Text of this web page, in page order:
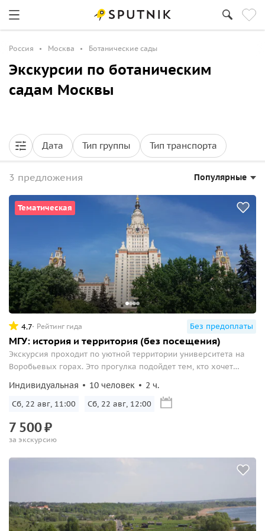
Россия Москва Ботанические сады
Экскурсии по ботаническим
садам Москвы
Дата Тип группы Тип транспорта
3 предложения Популярные
Тематическая
4.7 Рейтинг гида Без предоплаты
МГУ: история и территория (без посещения)
Экскурсия проходит по уютной территории университета на
Воробьевых горах. Это прогулка подойдет тем, кто хочет
главном ВУЗе России...
Индивидуальная 10 человек 2 ч.
Сб, 22 авг, 11:00 Сб, 22 авг, 12:00
7 500₽
за экскурсию